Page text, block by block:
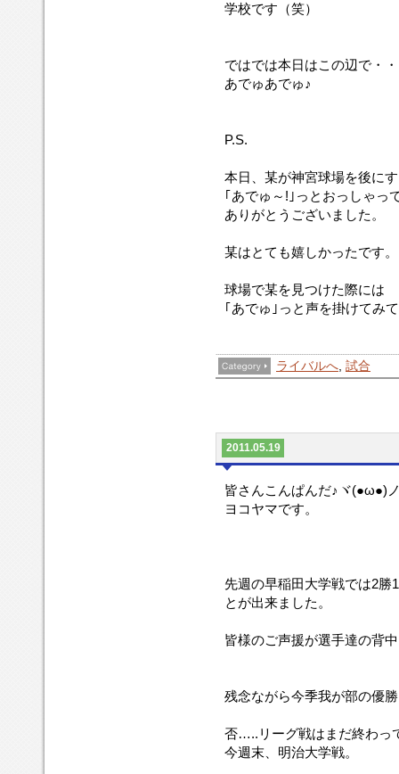
学校です（笑）
ではでは本日はこの辺で・
あでゅあでゅ♪
P.S.
本日、某が神宮球場を後に
｢あでゅ～!｣っとおっしゃっ
ありがとうございました。
某はとても嬉しかったです。
球場で某を見つけた際には
｢あでゅ｣っと声を掛けてみ
ライバルへ, 試合
2011.05.19
皆さんこんぱんだ♪ヾ(●ω●)
ヨコヤマです。
先週の早稲田大学戦では2勝
とが出来ました。
皆様のご声援が選手達の背
残念ながら今季我が部の優
否…..リーグ戦はまだ終わっ
今週末、明治大学戦。